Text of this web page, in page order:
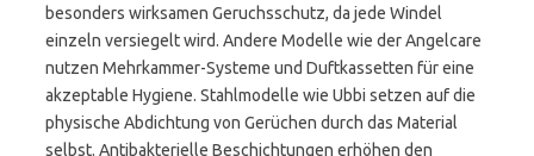
besonders wirksamen Geruchsschutz, da jede Windel
einzeln versiegelt wird. Andere Modelle wie der Angelcare
nutzen Mehrkammer-Systeme und Duftkassetten für eine
akzeptable Hygiene. Stahlmodelle wie Ubbi setzen auf die
physische Abdichtung von Gerüchen durch das Material
selbst. Antibakterielle Beschichtungen erhöhen den